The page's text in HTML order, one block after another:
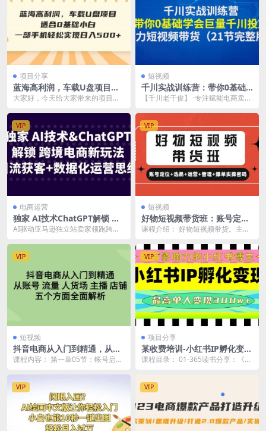
项目分享
蓝海高利润，车载U盘项目，
适合0基础小白，一部手机轻
大家好，今天给大家带来的项目是
适合0基础小白，轻松...
短视频
千川实战训练营：带你0基础
学会巨量千川投放，助力短视
【千川老干俊】 ·专注赋能电商卖
货，付费投流等 【...
VIP
电商运营
独家 AI技术ChatGPT解锁 跨
境电商新玩法，引流获客 数据
AI驱动亚马逊独立站卖家领跑跨境
容矩阵式营销、...
VIP
短视频
好物短视频带货班：账号定位
选品 运营 管理 爆单实操密码
课程介绍： 好物短视频带货。主要
品、账号运营、账号...
VIP
短视频
抖音电商从入门到精通，从账
号 流量 人货场 主播 店铺五个
课程内容： 第一章05节：帐号启动
VIP
项目分享
某收费培训-小红书IP孵化变
现：做有影响力的小红书博主
课程目录： 01-365读书分享：《高
VIP VIP